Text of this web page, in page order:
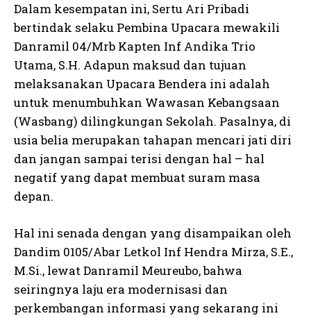
Dalam kesempatan ini, Sertu Ari Pribadi
bertindak selaku Pembina Upacara mewakili
Danramil 04/Mrb Kapten Inf Andika Trio
Utama, S.H. Adapun maksud dan tujuan
melaksanakan Upacara Bendera ini adalah
untuk menumbuhkan Wawasan Kebangsaan
(Wasbang) dilingkungan Sekolah. Pasalnya, di
usia belia merupakan tahapan mencari jati diri
dan jangan sampai terisi dengan hal – hal
negatif yang dapat membuat suram masa
depan.
Hal ini senada dengan yang disampaikan oleh
Dandim 0105/Abar Letkol Inf Hendra Mirza, S.E.,
M.Si., lewat Danramil Meureubo, bahwa
seiringnya laju era modernisasi dan
perkembangan informasi yang sekarang ini